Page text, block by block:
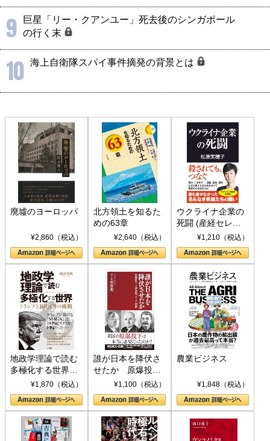
9
巨星「リー・クアンユー」死去後のシンガポール
の行く末
10 海上自衛隊スパイ事件摘発の背景とは
廃墟のヨーロッパ
¥2,860（税込）
北方領土を知るた
めの63章
¥2,640（税込）
ウクライナ企業の
死闘 (産経セレク
ト S 039)¥1,210（税込）
地政学理論で読む
多極化する世界：
トランプとBRICS
の挑戦
¥1,870（税込）
誰が日本を降伏さ
せたか 原爆投
下、ソ連参戦、そ
して聖断 (PHP新
書)
¥1,100（税込）
農業ビジネス
¥1,848（税込）